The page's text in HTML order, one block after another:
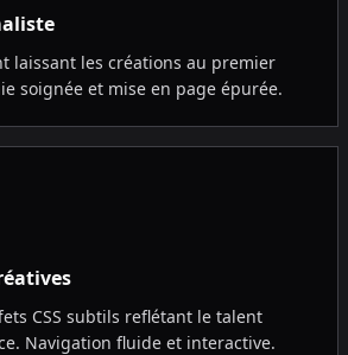
laissant les créations au premier
soignée et mise en page épurée.
CSS subtils reflétant le talent
Navigation fluide et interactive.